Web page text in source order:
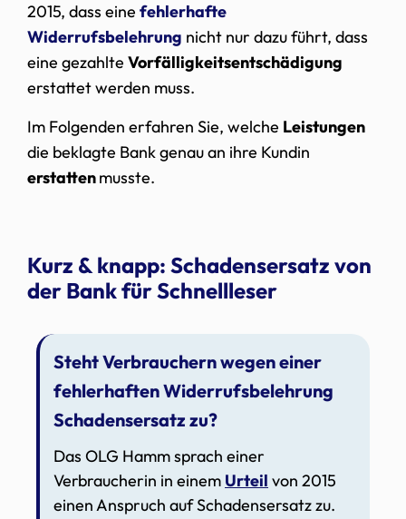
2015, dass eine fehlerhafte
Widerrufsbelehrung nicht nur dazu führt, dass
eine gezahlte Vorfälligkeitsentschädigung
erstattet werden muss.
Im Folgenden erfahren Sie, welche Leistungen
die beklagte Bank genau an ihre Kundin
erstattenmusste.
Kurz & knapp: Schadensersatz von
der Bank für Schnellleser
Steht Verbrauchern wegen einer
fehlerhaften Widerrufsbelehrung
Schadensersatz zu?
Das OLG Hamm sprach einer
Verbraucherin in einem Urteil von 2015
einen Anspruch auf Schadensersatz zu.